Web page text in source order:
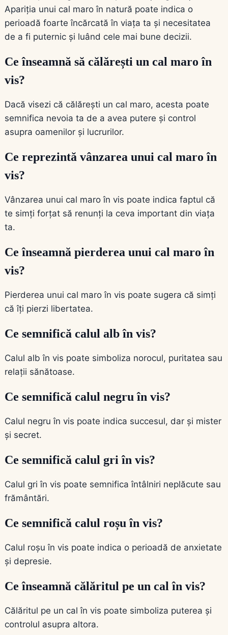
Apariția unui cal maro în natură poate indica o
perioadă foarte încărcată în viața ta și necesitatea
de a fi puternic și luând cele mai bune decizii.
Ce înseamnă să călărești un cal maro în
vis?
Dacă visezi că călărești un cal maro, acesta poate
semnifica nevoia ta de a avea putere și control
asupra oamenilor și lucrurilor.
Ce reprezintă vânzarea unui cal maro în
vis?
Vânzarea unui cal maro în vis poate indica faptul că
te simți forțat să renunți la ceva important din viața
ta.
Ce înseamnă pierderea unui cal maro în
vis?
Pierderea unui cal maro în vis poate sugera că simți
că îți pierzi libertatea.
Ce semnifică calul alb în vis?
Calul alb în vis poate simboliza norocul, puritatea sau
relații sănătoase.
Ce semnifică calul negru în vis?
Calul negru în vis poate indica succesul, dar și mister
și secret.
Ce semnifică calul gri în vis?
Calul gri în vis poate semnifica întâlniri neplăcute sau
frământări.
Ce semnifică calul roșu în vis?
Calul roșu în vis poate indica o perioadă de anxietate
și depresie.
Ce înseamnă călăritul pe un cal în vis?
Călăritul pe un cal în vis poate simboliza puterea și
controlul asupra altora.